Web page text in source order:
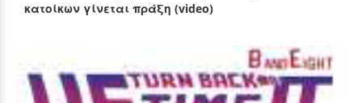
κατοίκων γίνεται πράξη (video)